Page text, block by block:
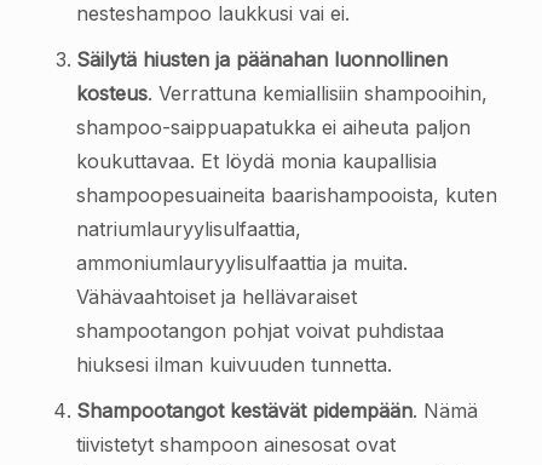
nesteshampoo laukkusi vai ei.
Säilytä hiusten ja päänahan luonnollinen
kosteus. Verrattuna kemiallisiin shampooihin,
shampoo-saippuapatukka ei aiheuta paljon
koukuttavaa. Et löydä monia kaupallisia
shampoopesuaineita baarishampooista, kuten
natriumlauryylisulfaattia,
ammoniumlauryylisulfaattia ja muita.
Vähävaahtoiset ja hellävaraiset
shampootangon pohjat voivat puhdistaa
hiuksesi ilman kuivuuden tunnetta.
Shampootangot kestävät pidempään. Nämä
tiivistetyt shampoon ainesosat ovat